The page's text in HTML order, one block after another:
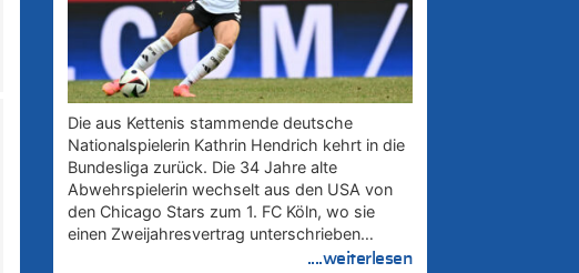
Die aus Kettenis stammende deutsche
Nationalspielerin Kathrin Hendrich kehrt in die
Bundesliga zurück. Die 34 Jahre alte
Abwehrspielerin wechselt aus den USA von
den Chicago Stars zum 1. FC Köln, wo sie
einen Zweijahresvertrag unterschrieben…
....weiterlesen